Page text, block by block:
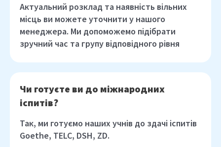
Актуальний розклад та наявність вільних
місць ви можете уточнити у нашого
менеджера. Ми допоможемо підібрати
зручний час та групу відповідного рівня
Чи готуєте ви до міжнародних
іспитів?
Так, ми готуємо наших учнів до здачі іспитів
Goethe, TELC, DSH, ZD.